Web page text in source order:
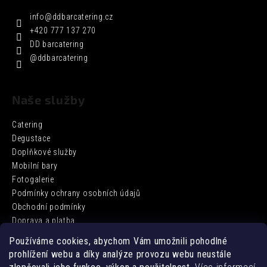
Používáme cookies, abychom Vám umožnili pohodlné
prohlížení webu a díky analýze provozu webu neustále
info@ddbarcatering.cz
+420 777 137 270
DD barcatering
@ddbarcatering
Naše služby
Catering
Degustace
Doplňkové služby
Mobilní bary
Fotogalerie
Podmínky ochrany osobních údajů
Obchodní podmínky
Doprava a platba